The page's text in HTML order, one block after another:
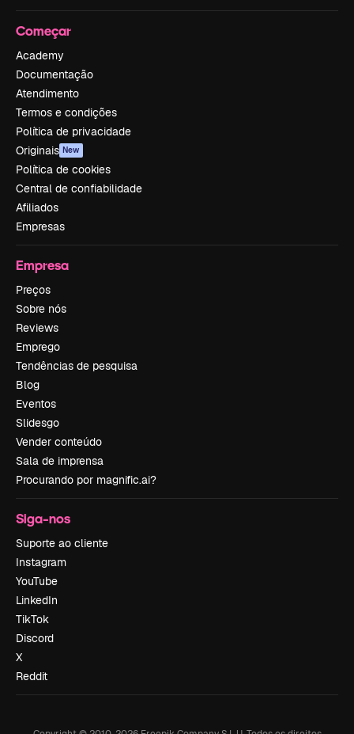
Começar
Academy
Documentação
Atendimento
Termos e condições
Política de privacidade
Originais New
Política de cookies
Central de confiabilidade
Afiliados
Empresas
Empresa
Preços
Sobre nós
Reviews
Emprego
Tendências de pesquisa
Blog
Eventos
Slidesgo
Vender conteúdo
Sala de imprensa
Procurando por magnific.ai?
Siga-nos
Suporte ao cliente
Instagram
YouTube
LinkedIn
TikTok
Discord
X
Reddit